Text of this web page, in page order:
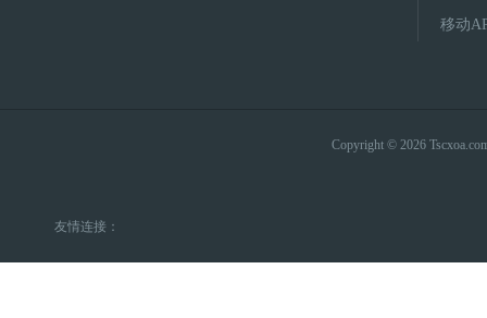
移动
Copyright © 2026
友情连接：